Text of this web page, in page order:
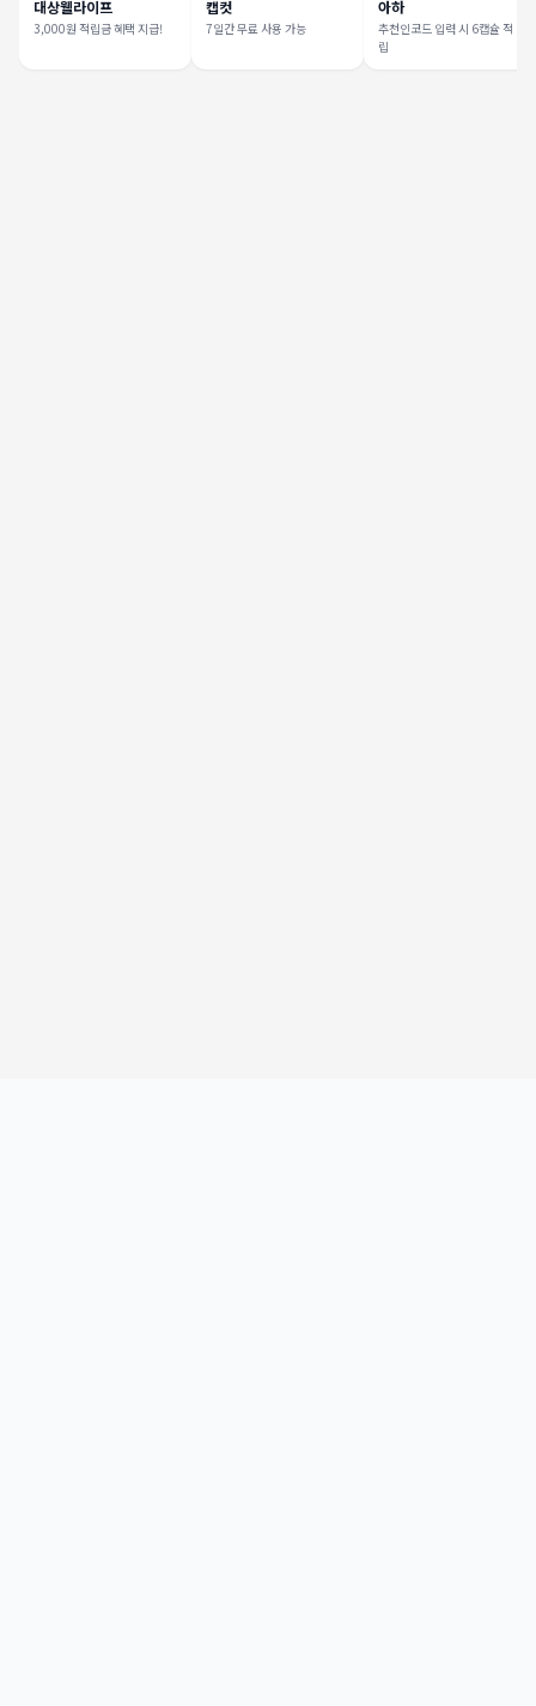
대상웰라이프
3,000원 적립금 혜택 지급!
캡컷
7일간 무료 사용 가능
아하
추천인코드 입력 시 6캡슐 적
립